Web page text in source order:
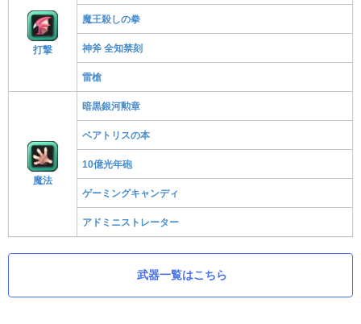
打撃
魔王殺しの拳
神斧 全知禁刻
雷槍
魔法
暗黒銀河勲章
ベアトリスの本
10億光年砲
ゲーミングキャンディ
アドミニストレーター
武器一覧はこちら